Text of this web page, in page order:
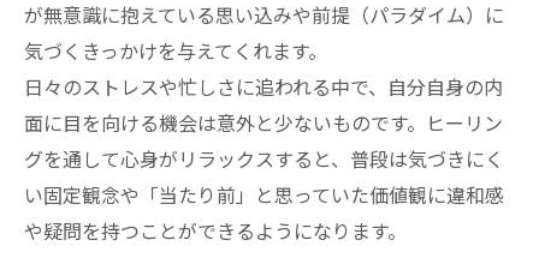
が無意識に抱えている思い込みや前提（パラダイム）に
気づくきっかけを与えてくれます。
日々のストレスや忙しさに追われる中で、自分自身の内
面に目を向ける機会は意外と少ないものです。ヒーリン
グを通して心身がリラックスすると、普段は気づきにく
い固定観念や「当たり前」と思っていた価値観に違和感
や疑問を持つことができるようになります。